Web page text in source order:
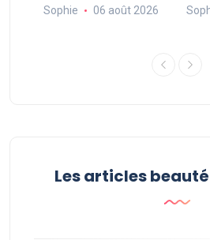
Sophie 06 août 2026
Les articles